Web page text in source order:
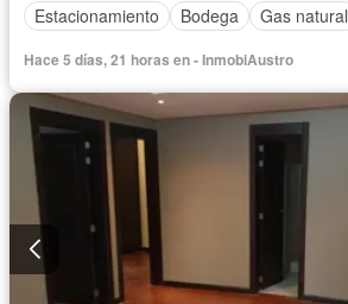
Estacionamiento
Bodega Gas natural
Hace 5 días, 21 horas en - InmobiAustro